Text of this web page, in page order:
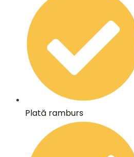
Plată ramburs